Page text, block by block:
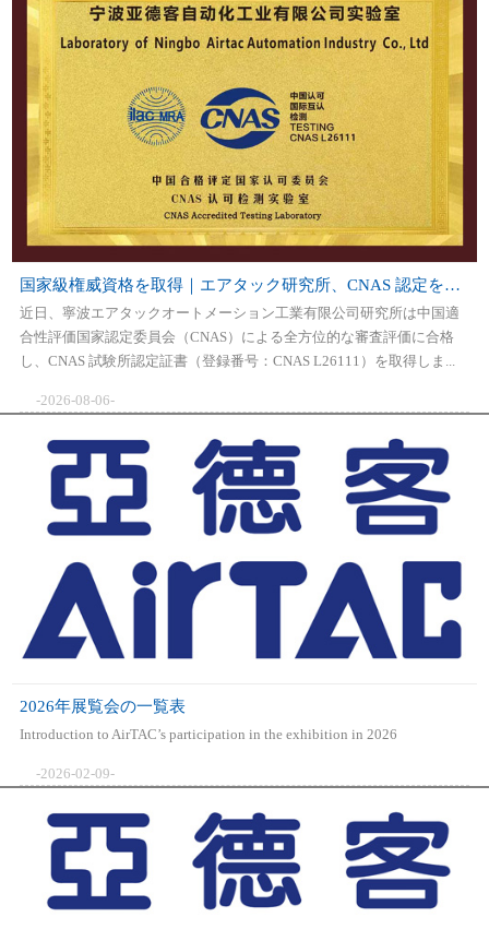
国家級権威資格を取得｜エアタック研究所、CNAS 認定を獲得
近日、寧波エアタックオートメーション工業有限公司研究所は中国適
合性評価国家認定委員会（CNAS）による全方位的な審査評価に合格
し、CNAS 試験所認定証書（登録番号：CNAS L26111）を取得しま...
-2026-08-06-
2026年展覧会の一覧表
Introduction to AirTAC’s participation in the exhibition in 2026
-2026-02-09-